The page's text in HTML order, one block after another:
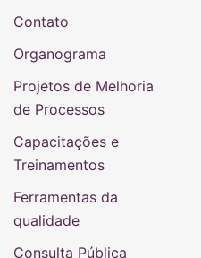
Contato
Organograma
Projetos de Melhoria
de Processos
Capacitações e
Treinamentos
Ferramentas da
qualidade
Consulta Pública